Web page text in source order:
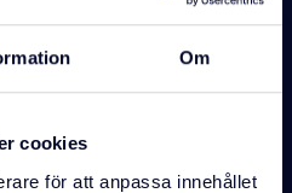
Om
cookies
för att anpassa innehållet
/
Som